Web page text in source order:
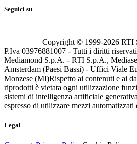
Seguici su
Copyright © 1999-2026 RTI
P.Iva 03976881007 - Tutti i diritti
Mediamond S.p.A. - RTI S.p.A.,
Amsterdam (Paesi Bassi) - Uffici Viale
Monzese (MI)Rispetto ai contenuti e ai
riprodotti è vietata ogni utilizzazione
sistemi di intelligenza artificiale
espresso di utilizzare mezzi automatizzati
Legal